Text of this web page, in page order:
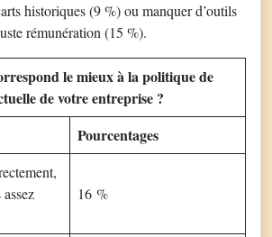
historiques (9 %) ou manquer d’outils
rémunération (15 %).
le mieux à la politique de
de votre entreprise ?
Pourcentages
16 %